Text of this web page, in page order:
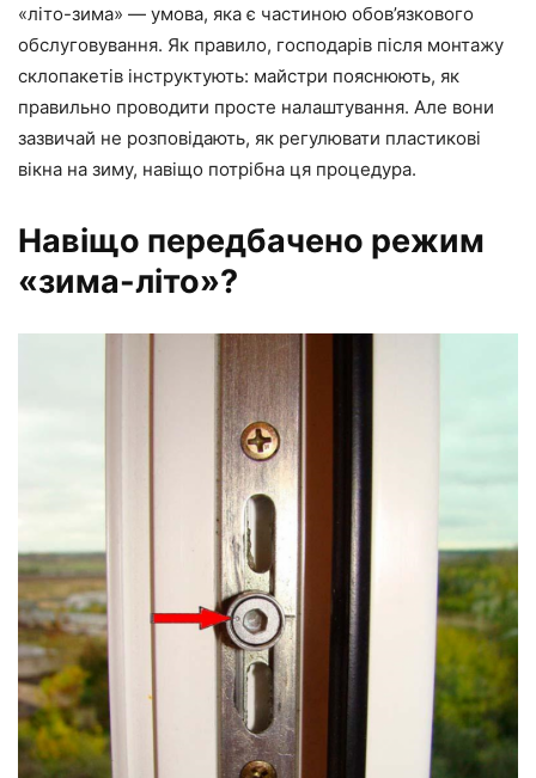
«літо-зима» — умова, яка є частиною обов’язкового
обслуговування. Як правило, господарів після монтажу
склопакетів інструктують: майстри пояснюють, як
правильно проводити просте налаштування. Але вони
зазвичай не розповідають, як регулювати пластикові
вікна на зиму, навіщо потрібна ця процедура.
Навіщо передбачено режим
«зима-літо»?